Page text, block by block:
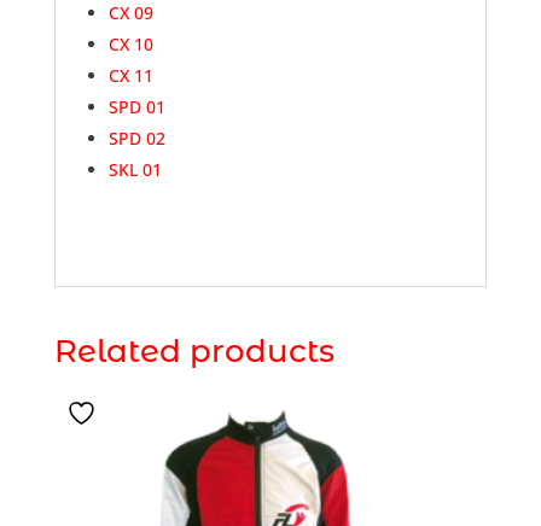
CX 09
CX 10
CX 11
SPD 01
SPD 02
SKL 01
Related products